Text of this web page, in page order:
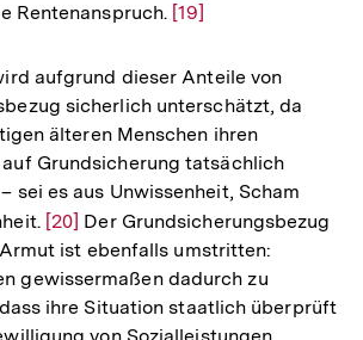
Rentenanspruch. Zur
der
Fußnote
[19]
aufgrund dieser Anteile von
sicherlich unterschätzt, da
älteren Menschen ihren
Grundsicherung tatsächlich
sei es aus Unwissenheit, Scham
Zur
Auflösung
der
Fußnote
[20] Der Grundsicherungsbezug
ist ebenfalls umstritten:
gewissermaßen dadurch zu
ihre Situation staatlich überprüft